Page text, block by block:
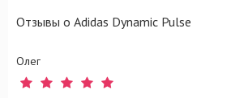
Отзывы о Adidas Dynamic Pulse
Олег